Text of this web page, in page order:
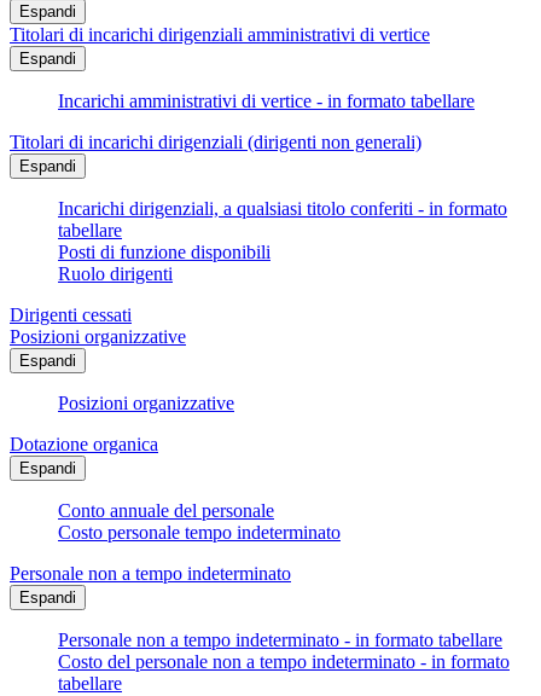
Espandi
Titolari di incarichi dirigenziali amministrativi di vertice
Espandi
Incarichi amministrativi di vertice - in formato tabellare
Titolari di incarichi dirigenziali (dirigenti non generali)
Espandi
Incarichi dirigenziali, a qualsiasi titolo conferiti - in formato
tabellare
Posti di funzione disponibili
Ruolo dirigenti
Dirigenti cessati
Posizioni organizzative
Espandi
Posizioni organizzative
Dotazione organica
Espandi
Conto annuale del personale
Costo personale tempo indeterminato
Personale non a tempo indeterminato
Espandi
Personale non a tempo indeterminato - in formato tabellare
Costo del personale non a tempo indeterminato - in formato
tabellare